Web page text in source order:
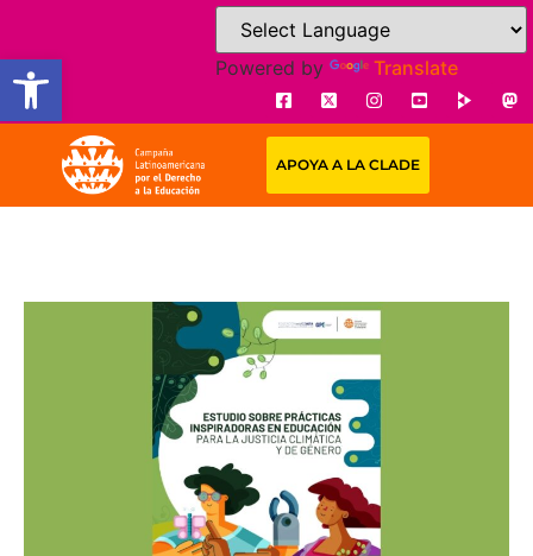
Open toolbarPowered by Translate
APOYA A LA CLADE